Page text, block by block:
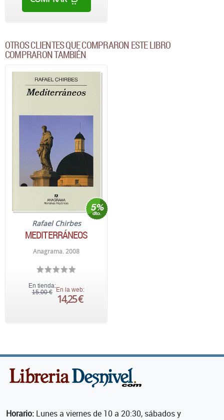
OTROS CLIENTES QUE COMPRARON ESTE LIBRO
COMPRARON TAMBIÉN
Rafael Chirbes
MEDITERRÁNEOS
Anagrama. 2008
En tienda:
15,00 € En la web:
14,25 €
Horario: Lunes a viernes de 10 a 20:30, sábados y